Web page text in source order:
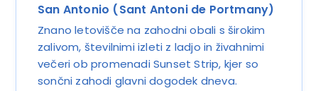
San Antonio (Sant Antoni de Portmany)
Znano letovišče na zahodni obali s širokim
zalivom, številnimi izleti z ladjo in živahnimi
večeri ob promenadi Sunset Strip, kjer so
sončni zahodi glavni dogodek dneva.